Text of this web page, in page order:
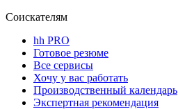
Соискателям
hh PRO
Готовое резюме
Все сервисы
Хочу у вас работать
Производственный календарь
Экспертная рекомендация